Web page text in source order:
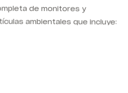
de monitores y
ambientales que incluye: